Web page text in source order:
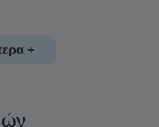
+
σχηματιστεί από μαύρη